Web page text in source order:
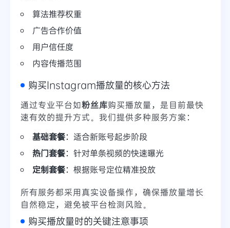
算法推荐权重
广告合作价值
用户信任度
内容传播范围
购买Instagram播放量的核心方法
通过专业平台如粉丝库购买播放量，是目前最快
速有效的提升方式。我们提供多种服务方案：
基础套餐：适合新账号起步阶段
热门套餐：针对单条视频的快速曝光
定制套餐：根据账号定位精准投放
所有服务都采用真实设备操作，确保播放量增长
自然稳定，避免被平台检测风险。
购买播放量时的关键注意事项